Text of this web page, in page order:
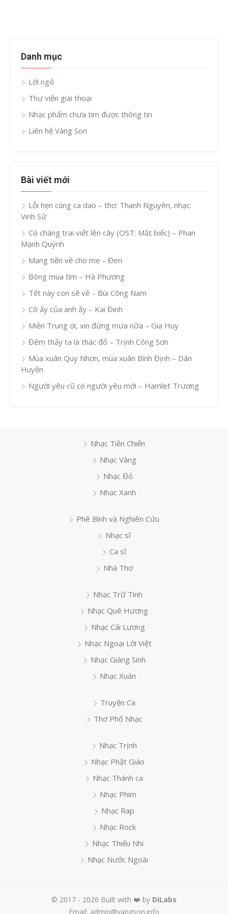
Danh mục
Lời ngỏ
Thư viện giai thoại
Nhạc phẩm chưa tìm được thông tin
Liên hệ Vàng Son
Bài viết mới
Lỗi hẹn cùng ca dao – thơ: Thanh Nguyên, nhạc:
Vinh Sử
Có chàng trai viết lên cây (OST: Mắt biếc) – Phan
Mạnh Quỳnh
Mang tiền về cho mẹ – Đen
Bông mua tím – Hà Phương
Tết này con sẽ về – Bùi Công Nam
Cô ấy của anh ấy – Kai Đinh
Miền Trung ơi, xin đừng mưa nữa – Gia Huy
Đêm thấy ta là thác đổ – Trịnh Công Sơn
Mùa xuân Quy Nhơn, mùa xuân Bình Định – Dân
Huyền
Người yêu cũ có người yêu mới – Hamlet Trương
Nhạc Tiền Chiến
Nhạc Vàng
Nhạc Đỏ
Nhạc Xanh
Phê Bình và Nghiên Cứu
Nhạc sĩ
Ca sĩ
Nhà Thơ
Nhạc Trữ Tình
Nhạc Quê Hương
Nhạc Cải Lương
Nhạc Ngoại Lời Việt
Nhạc Giáng Sinh
Nhạc Xuân
Truyện Ca
Thơ Phổ Nhạc
Nhạc Trịnh
Nhạc Phật Giáo
Nhạc Thánh ca
Nhạc Phim
Nhạc Rap
Nhạc Rock
Nhạc Thiếu Nhi
Nhạc Nước Ngoài
© 2017 - 2026 Built with ❤️ by DiLabs
Email: admin@vangson.info